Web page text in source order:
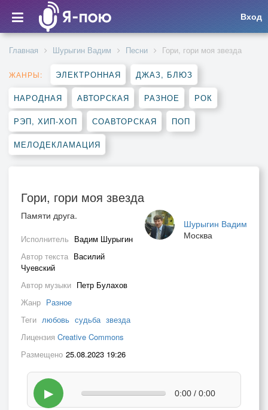
Вход
Главная Шурыгин Вадим Песни Гори, гори моя звезда
ЖАНРЫ: ЭЛЕКТРОННАЯ ДЖАЗ, БЛЮЗ
НАРОДНАЯ АВТОРСКАЯ РАЗНОЕ РОК
РЭП, ХИП-ХОП СОАВТОРСКАЯ ПОП
МЕЛОДЕКЛАМАЦИЯ
Гори, гори моя звезда
Шурыгин Вадим
Москва
Памяти друга.
Исполнитель Вадим Шурыгин
Автор текста Василий
Чуевский
Автор музыки Петр Булахов
Жанр Разное
Теги любовь судьба звезда
Лицензия Creative Commons
Размещено 25.08.2023 19:26
▶ 0:00 / 0:00